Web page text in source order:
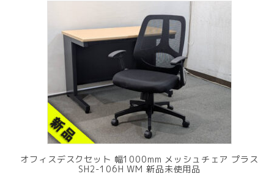
オフィスデスクセット 幅1000mm メッシュチェア プラス
SH2-106H WM 新品未使用品